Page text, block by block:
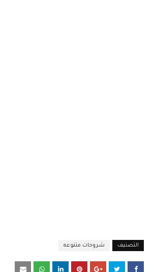
التصنيف شروحات متنوعه